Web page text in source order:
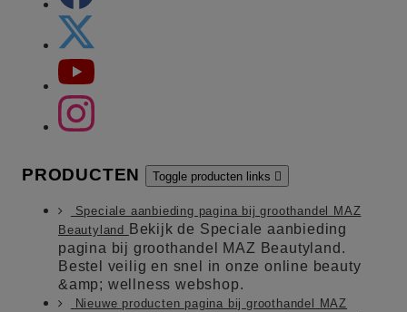
PRODUCTEN Toggle producten links 
Speciale aanbieding pagina bij groothandel MAZ
Beautyland Bekijk de Speciale aanbieding
pagina bij groothandel MAZ Beautyland.
Bestel veilig en snel in onze online beauty
&amp; wellness webshop.
Nieuwe producten pagina bij groothandel MAZ